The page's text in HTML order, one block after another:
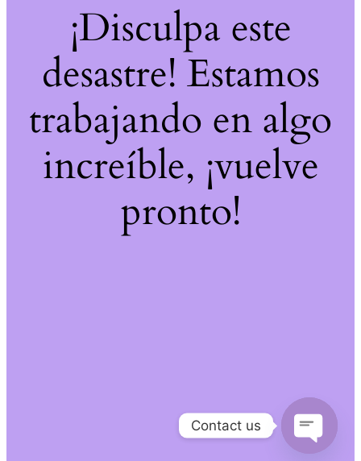
¡Disculpa este
desastre! Estamos
trabajando en algo
increíble, ¡vuelve
pronto!
Contact us